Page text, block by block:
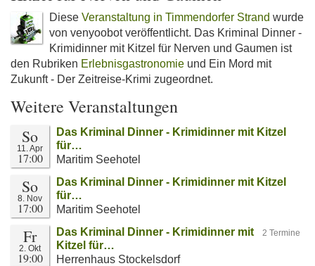
Diese Veranstaltung in Timmendorfer Strand wurde
von venyoobot veröffentlicht. Das Kriminal Dinner -
Krimidinner mit Kitzel für Nerven und Gaumen ist
den Rubriken Erlebnisgastronomie und Ein Mord mit
Zukunft - Der Zeitreise-Krimi zugeordnet.
Weitere Veranstaltungen
So
11. Apr
17:00
Das Kriminal Dinner - Krimidinner mit Kitzel
für…
Maritim Seehotel
So
8. Nov
17:00
Das Kriminal Dinner - Krimidinner mit Kitzel
für…
Maritim Seehotel
Fr
2. Okt
19:00
2 Termine
Das Kriminal Dinner - Krimidinner mit
Kitzel für…
Herrenhaus Stockelsdorf